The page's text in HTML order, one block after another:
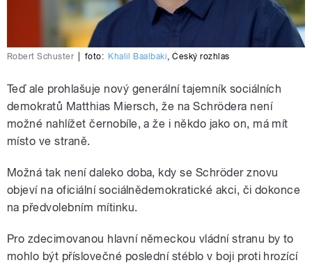
Robert Schuster foto: Khalil Baalbaki ,Český rozhlas
Teď ale prohlašuje nový generální tajemník sociálních
demokratů Matthias Miersch, že na Schrödera není
možné nahlížet černobíle, a že i někdo jako on, má mít
místo ve straně.
Možná tak není daleko doba, kdy se Schröder znovu
objeví na oficiální sociálnědemokratické akci, či dokonce
na předvolebním mítinku.
Pro zdecimovanou hlavní německou vládní stranu by to
mohlo být příslovečné poslední stéblo v boji proti hrozící